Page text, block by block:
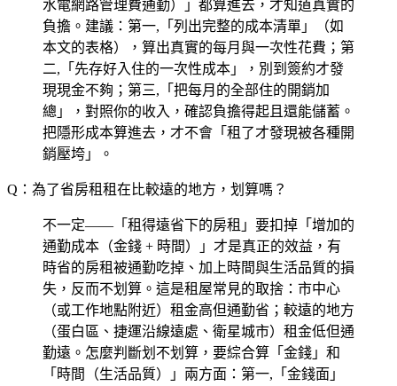
水電網路管理費通勤）」都算進去，才知道真實的
負擔。建議：第一,「列出完整的成本清單」（如
本文的表格），算出真實的每月與一次性花費；第
二,「先存好入住的一次性成本」，別到簽約才發
現現金不夠；第三,「把每月的全部住的開銷加
總」，對照你的收入，確認負擔得起且還能儲蓄。
把隱形成本算進去，才不會「租了才發現被各種開
銷壓垮」。
Q：為了省房租租在比較遠的地方，划算嗎？
不一定——「租得遠省下的房租」要扣掉「增加的
通勤成本（金錢 + 時間）」才是真正的效益，有
時省的房租被通勤吃掉、加上時間與生活品質的損
失，反而不划算。這是租屋常見的取捨：市中心
（或工作地點附近）租金高但通勤省；較遠的地方
（蛋白區、捷運沿線遠處、衛星城市）租金低但通
勤遠。怎麼判斷划不划算，要綜合算「金錢」和
「時間（生活品質）」兩方面：第一,「金錢面」